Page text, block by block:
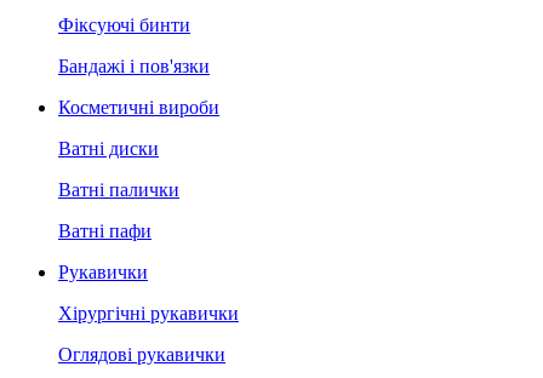
Фіксуючі бинти
Бандажі і пов'язки
Косметичні вироби
Ватні диски
Ватні палички
Ватні пафи
Рукавички
Хірургічні рукавички
Оглядові рукавички